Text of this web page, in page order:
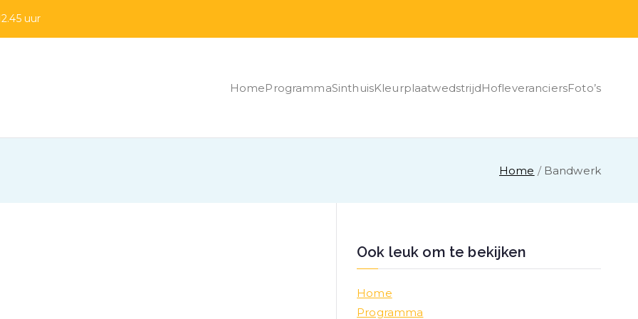
uur
HomeProgrammaSinthuisKleurplaatwedstrijdHofleveranciersFoto’s
Home Bandwerk
Ook leuk om te bekijken
Home
Programma